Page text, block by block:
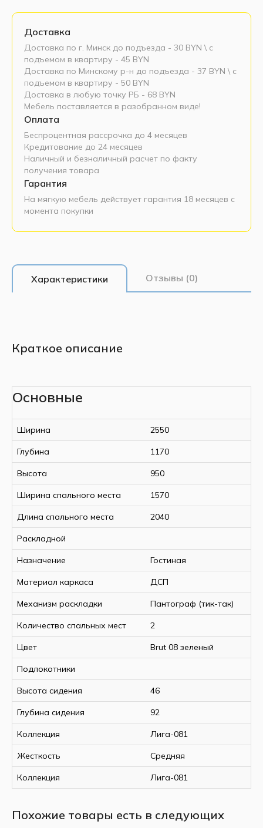
Доставка
Доставка по г. Минск до подъезда - 30 BYN \ c
подъемом в квартиру - 45 BYN
Доставка по Минскому р-н до подъезда - 37 BYN \ c
подъемом в квартиру - 50 BYN
Доставка в любую точку РБ - 68 BYN
Мебель поставляется в разобранном виде!
Оплата
Беспроцентная рассрочка до 4 месяцев
Кредитование до 24 месяцев
Наличный и безналичный расчет по факту
получения товара
Гарантия
На мягкую мебель действует гарантия 18 месяцев с
момента покупки
Характеристики Отзывы (0)
Краткое описание
Основные
Ширина 2550
Глубина 1170
Высота 950
Ширина спального места 1570
Длина спального места 2040
Раскладной
Назначение Гостиная
Материал каркаса ДСП
Механизм раскладки Пантограф (тик-так)
Количество спальных мест 2
Цвет Brut 08 зеленый
Подлокотники
Высота сидения 46
Глубина сидения 92
Коллекция Лига-081
Жесткость Средняя
Коллекция Лига-081
Похожие товары есть в следующих